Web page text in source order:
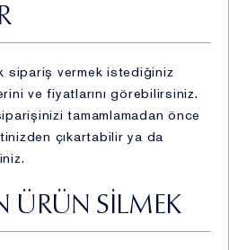
sipariş vermek istediğiniz
ve fiyatlarını görebilirsiniz.
tamamlamadan önce
çıkartabilir ya da
ÜRÜN SİLMEK
açıkça öngörülmesi,
işlem kontrolü
işlemlerinin
müşteri işlem, finans bilgisi)
yürütülmesi
ve sadakat kartı